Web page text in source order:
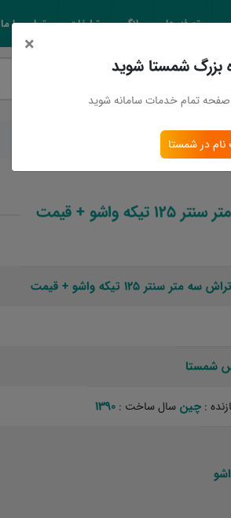
تعرفه ها بلاگ تبلیغات تماس با ما
واشو + قیمت
متر سنتر 125 تیکه واشو + قیمت
شمستا‏
: چین سال ساخت : 1390
×
بزرگ شمستا شوید
صفحه تمام خدمات سامانه شوید
در شمستا